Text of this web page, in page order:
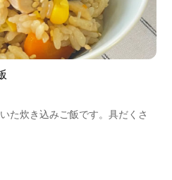
た炊き込みご飯です。具だくさ